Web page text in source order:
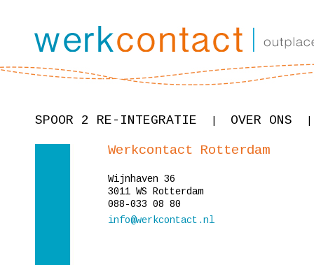
SPOOR 2 RE-INTEGRATIE OVER ONS
Werkcontact Rotterdam
Wijnhaven 36
3011 WS Rotterdam
088-033 08 80
info@werkcontact.nl